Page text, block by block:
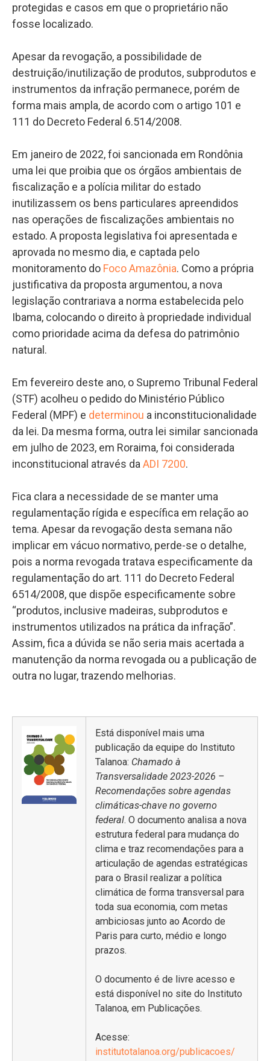
protegidas e casos em que o proprietário não
fosse localizado.
Apesar da revogação, a possibilidade de
destruição/inutilização de produtos, subprodutos e
instrumentos da infração permanece, porém de
forma mais ampla, de acordo com o artigo 101 e
111 do Decreto Federal 6.514/2008.
Em janeiro de 2022, foi sancionada em Rondônia
uma lei que proibia que os órgãos ambientais de
fiscalização e a polícia militar do estado
inutilizassem os bens particulares apreendidos
nas operações de fiscalizações ambientais no
estado. A proposta legislativa foi apresentada e
aprovada no mesmo dia, e captada pelo
monitoramento do Foco Amazônia. Como a própria
justificativa da proposta argumentou, a nova
legislação contrariava a norma estabelecida pelo
Ibama, colocando o direito à propriedade individual
como prioridade acima da defesa do patrimônio
natural.
Em fevereiro deste ano, o Supremo Tribunal Federal
(STF) acolheu o pedido do Ministério Público
Federal (MPF) e determinou a inconstitucionalidade
da lei. Da mesma forma, outra lei similar sancionada
em julho de 2023, em Roraima, foi considerada
inconstitucional através da ADI 7200.
Fica clara a necessidade de se manter uma
regulamentação rígida e específica em relação ao
tema. Apesar da revogação desta semana não
implicar em vácuo normativo, perde-se o detalhe,
pois a norma revogada tratava especificamente da
regulamentação do art. 111 do Decreto Federal
6514/2008, que dispõe especificamente sobre
“produtos, inclusive madeiras, subprodutos e
instrumentos utilizados na prática da infração”.
Assim, fica a dúvida se não seria mais acertada a
manutenção da norma revogada ou a publicação de
outra no lugar, trazendo melhorias.
Está disponível mais uma
publicação da equipe do Instituto
Talanoa: Chamado à
Transversalidade 2023-2026 –
Recomendações sobre agendas
climáticas-chave no governo
federal. O documento analisa a nova
estrutura federal para mudança do
clima e traz recomendações para a
articulação de agendas estratégicas
para o Brasil realizar a política
climática de forma transversal para
toda sua economia, com metas
ambiciosas junto ao Acordo de
Paris para curto, médio e longo
prazos.
O documento é de livre acesso e
está disponível no site do Instituto
Talanoa, em Publicações.
Acesse:
institutotalanoa.org/publicacoes/